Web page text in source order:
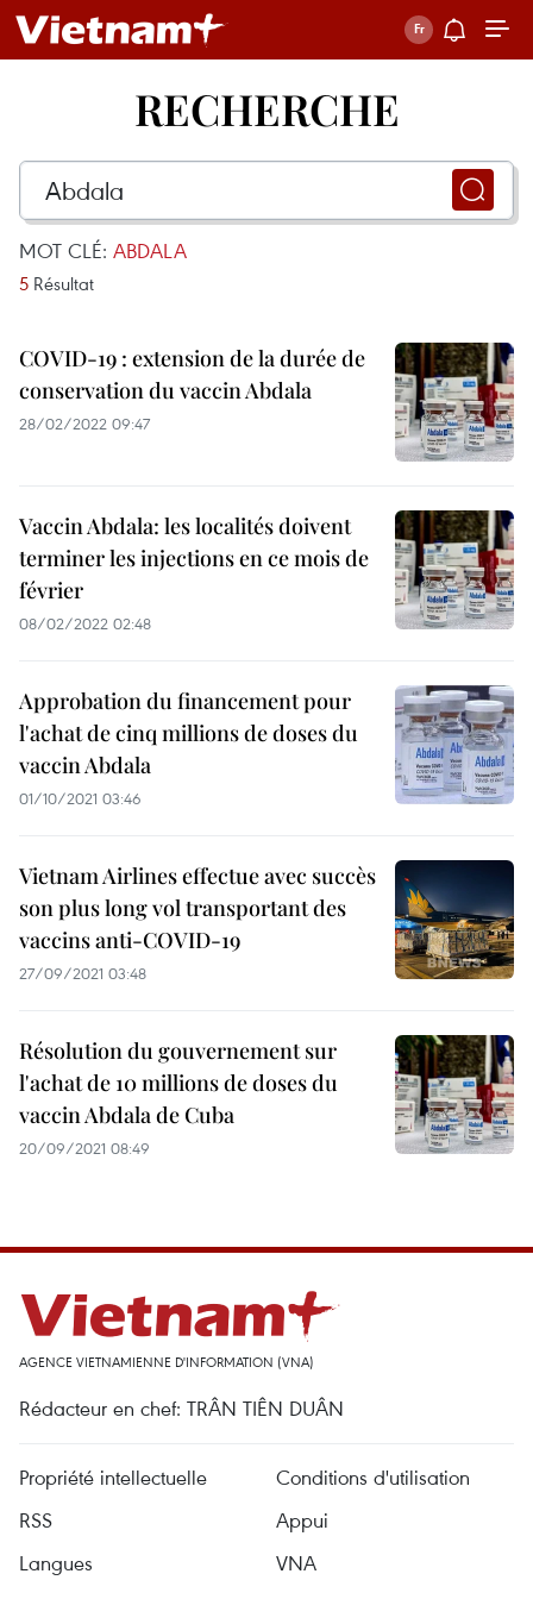
RECHERCHE
MOT CLÉ: ABDALA
5 Résultat
COVID-19 : extension de la durée de
conservation du vaccin Abdala
28/02/2022 09:47
Vaccin Abdala: les localités doivent
terminer les injections en ce mois de
février
08/02/2022 02:48
Approbation du financement pour
l'achat de cinq millions de doses du
vaccin Abdala
01/10/2021 03:46
Vietnam Airlines effectue avec succès
son plus long vol transportant des
vaccins anti-COVID-19
27/09/2021 03:48
Résolution du gouvernement sur
l'achat de 10 millions de doses du
vaccin Abdala de Cuba
20/09/2021 08:49
AGENCE VIETNAMIENNE D'INFORMATION (VNA)
Rédacteur en chef: TRÂN TIÊN DUÂN
Propriété intellectuelle
Conditions d'utilisation
RSS
Appui
Langues
VNA